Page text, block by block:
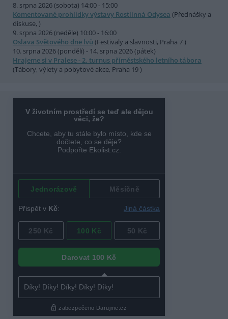
8. srpna 2026 (sobota) 14:00 - 15:00
Komentované prohlídky výstavy Rostlinná Odysea (Přednášky a
diskuse, )
9. srpna 2026 (neděle) 10:00 - 16:00
Oslava Světového dne lvů (Festivaly a slavnosti, Praha 7 )
10. srpna 2026 (pondělí) - 14. srpna 2026 (pátek)
Hrajeme si v Pralese - 2. turnus příměstského letního tábora
(Tábory, výlety a pobytové akce, Praha 19 )